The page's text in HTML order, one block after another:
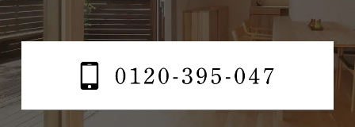
2024年10月
2024年9月